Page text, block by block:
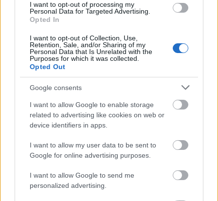
I want to opt-out of processing my
Personal Data for Targeted Advertising.
Opted In
I want to opt-out of Collection, Use,
Retention, Sale, and/or Sharing of my
Personal Data that Is Unrelated with the
Purposes for which it was collected.
Opted Out
Google consents
I want to allow Google to enable storage
related to advertising like cookies on web or
device identifiers in apps.
I want to allow my user data to be sent to
Google for online advertising purposes.
I want to allow Google to send me
personalized advertising.
Nagygenerál van folyamatban, kis türelmet kérünk.
És ígérjük, a nyáriakkal ellentétben nem
mismásoljuk el ezt a beszámolót, pusztán mi is
emberek vagyunk, próbáljuk összeszedni a
gondolatainkat. Egyetlen kérésünk van felétek,
kedves olvasók: aki készített fényképet az…
Utolsó figyelmeztetés
•2008. október 24.
Reméljük már mindenki túl van a nagy út előtti
inspekción, és készen áll, hogy találkozhasson a
Ügyvédem elindultunk! Megtettük a végső
inspekciót, és immár készen állunk! Az autó üresben.